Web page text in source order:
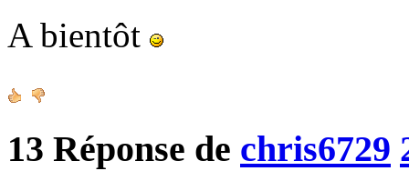
A bientôt
13 Réponse de chris6729